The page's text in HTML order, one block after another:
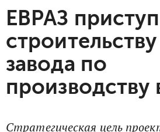
ЕВРАЗ
завода по
производству
Стратегическая цель